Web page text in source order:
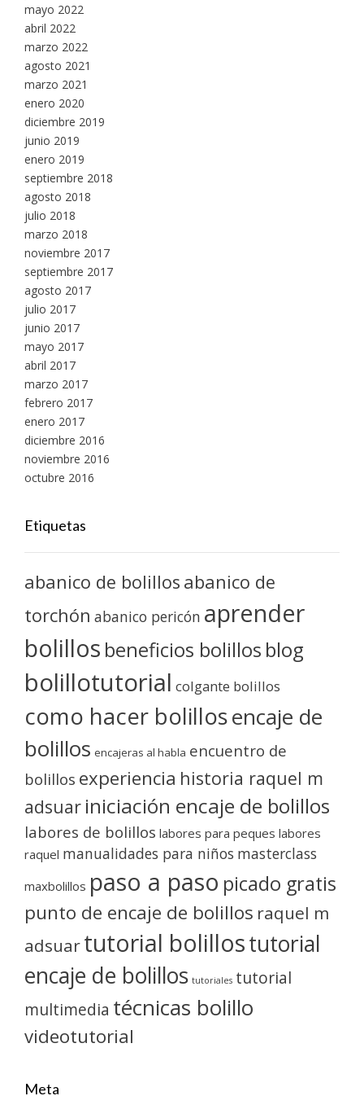
mayo 2022
abril 2022
marzo 2022
agosto 2021
marzo 2021
enero 2020
diciembre 2019
junio 2019
enero 2019
septiembre 2018
agosto 2018
julio 2018
marzo 2018
noviembre 2017
septiembre 2017
agosto 2017
julio 2017
junio 2017
mayo 2017
abril 2017
marzo 2017
febrero 2017
enero 2017
diciembre 2016
noviembre 2016
octubre 2016
Etiquetas
abanico de bolillos abanico de
torchón abanico pericón aprender
bolillos beneficios bolillos blog
bolillotutorial colgante bolillos
como hacer bolillosencaje de
bolillos encajeras al habla encuentro de
bolillos experiencia historia raquel m
adsuar iniciación encaje de bolillos
labores de bolillos labores para peques labores
raquel manualidades para niños masterclass
maxbolillos paso a paso picado gratis
punto de encaje de bolillos raquel m
adsuartutorial bolillostutorial
encaje de bolillos tutoriales tutorial
multimedia técnicas bolillo
videotutorial
Meta